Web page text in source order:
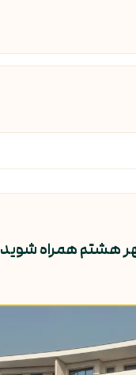
هشتم همراه شوید